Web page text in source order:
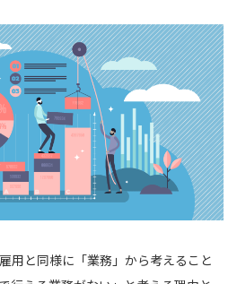
用と同様に「業務」から考えること